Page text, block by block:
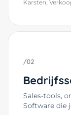
Karsten,
/02
Sales-tools,
Software die